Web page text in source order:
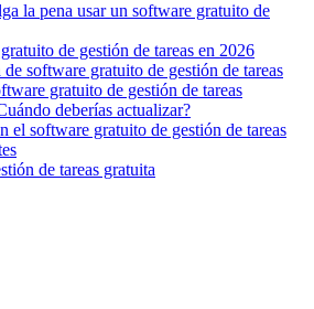
la pena usar un software gratuito de
de gestión de tareas en 2026
software gratuito de gestión de tareas
gratuito de gestión de tareas
deberías actualizar?
el software gratuito de gestión de tareas
de tareas gratuita